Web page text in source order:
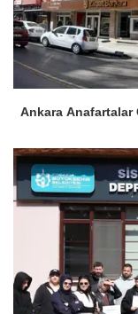
Ankara Anafartalar